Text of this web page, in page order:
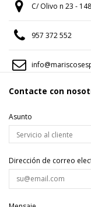
C/ Olivo n 23 -
957 372 552
Contacte con
Asunto
Dirección de correo